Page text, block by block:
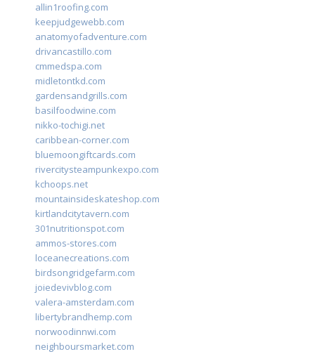
allin1roofing.com
keepjudgewebb.com
anatomyofadventure.com
drivancastillo.com
cmmedspa.com
midletontkd.com
gardensandgrills.com
basilfoodwine.com
nikko-tochigi.net
caribbean-corner.com
bluemoongiftcards.com
rivercitysteampunkexpo.com
kchoops.net
mountainsideskateshop.com
kirtlandcitytavern.com
301nutritionspot.com
ammos-stores.com
loceanecreations.com
birdsongridgefarm.com
joiedevivblog.com
valera-amsterdam.com
libertybrandhemp.com
norwoodinnwi.com
neighboursmarket.com